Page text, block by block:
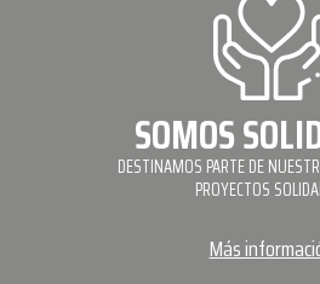
SOMOS
DESTINAMOS PARTE DE
PROYECTOS
Más